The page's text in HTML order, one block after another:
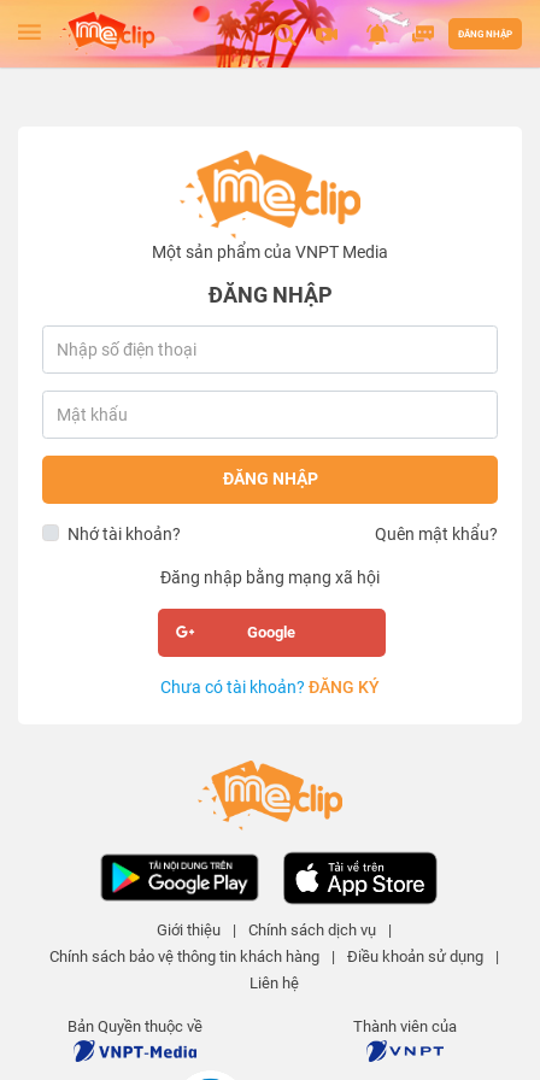
ĐĂNG NHẬP
Một sản phẩm của VNPT Media
ĐĂNG NHẬP
ĐĂNG NHẬP
Nhớ tài khoản? Quên mật khẩu?
Đăng nhập bằng mạng xã hội
Google
Chưa có tài khoản? ĐĂNG KÝ
Giới thiệu | Chính sách dịch vụ
|
Chính sách bảo vệ thông tin khách hàng
| Điều khoản sử dụng
|
Liên hệ
Bản Quyền thuộc về Thành viên của